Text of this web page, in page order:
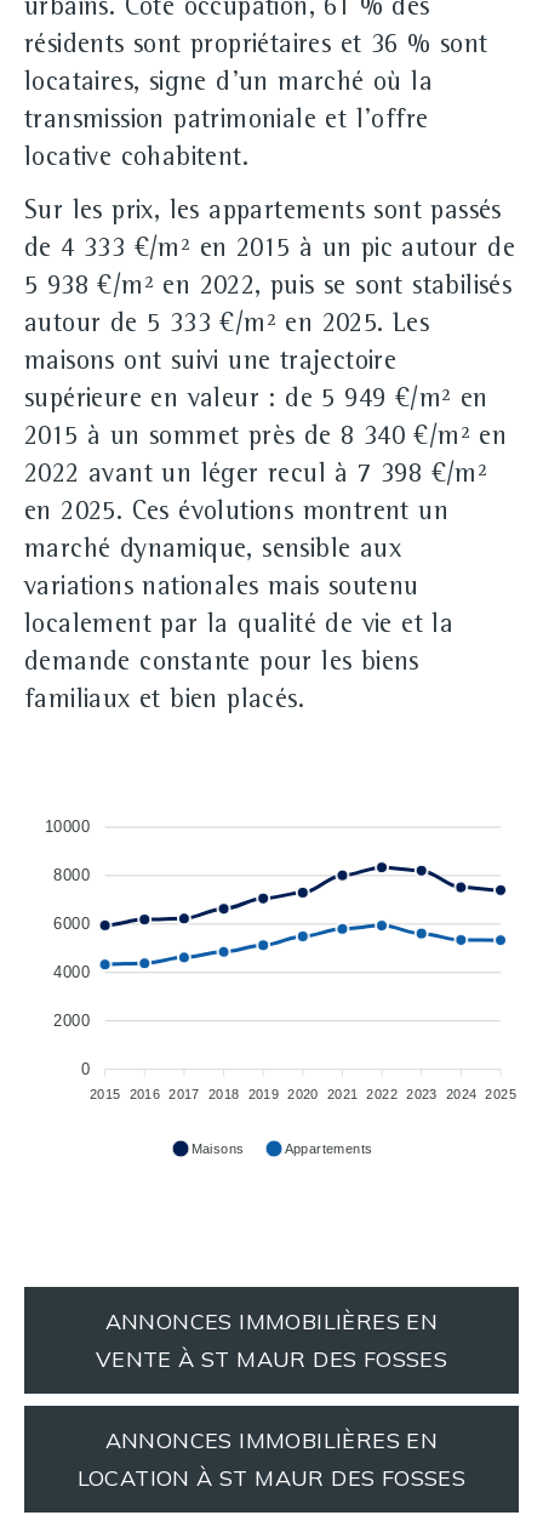
urbains. Côté occupation, 61 % des
résidents sont propriétaires et 36 % sont
locataires, signe d'un marché où la
transmission patrimoniale et l'offre
locative cohabitent.
Sur les prix, les appartements sont passés
de 4 333 €/m² en 2015 à un pic autour de
5 938 €/m² en 2022, puis se sont stabilisés
autour de 5 333 €/m² en 2025. Les
maisons ont suivi une trajectoire
supérieure en valeur : de 5 949 €/m² en
2015 à un sommet près de 8 340 €/m² en
2022 avant un léger recul à 7 398 €/m²
en 2025. Ces évolutions montrent un
marché dynamique, sensible aux
variations nationales mais soutenu
localement par la qualité de vie et la
demande constante pour les biens
familiaux et bien placés.
10000
8000
6000
4000
2000
0
2015 2016 2017 2018 2019 2020 2021 2022 2023 2024 2025
Maisons Appartements
ANNONCES IMMOBILIÈRES EN
VENTE À ST MAUR DES FOSSES
ANNONCES IMMOBILIÈRES EN
LOCATION À ST MAUR DES FOSSES